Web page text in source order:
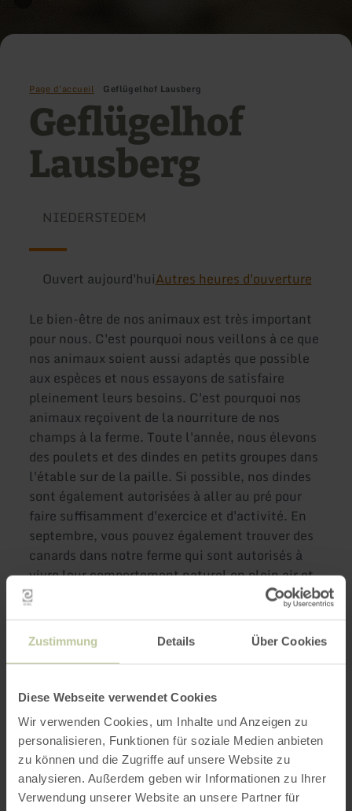
Zustimmung Details Über Cookies
Diese Webseite verwendet Cookies
Wir verwenden Cookies, um Inhalte und Anzeigen zu
personalisieren, Funktionen für soziale Medien anbieten
zu können und die Zugriffe auf unsere Website zu
analysieren. Außerdem geben wir Informationen zu Ihrer
Verwendung unserer Website an unsere Partner für
Page d'accueil Geflügelhof Lausberg
Geflügelhof
Lausberg
NIEDERSTEDEM
Ouvert aujourd'huiAutres heures d'ouverture
Le bien-être de nos animaux est très important
pour nous. C'est pourquoi nous veillons à ce que
nos animaux soient aussi adaptés que possible
aux espèces et nous essayons de satisfaire
pleinement leurs besoins. C'est pourquoi nos
animaux reçoivent de la nourriture de nos
champs à la ferme. Toute l'année, nous élevons
des poulets et des dindes en petits groupes dans
l'étable sur de la paille. Si possible, nos dindes
sont également autorisées à aller au pré pour
faire suffisamment d'exercice et d'activité. En
septembre, vous pouvez également trouver des
canards dans notre ferme qui sont autorisés à
vivre leur comportement naturel en plein air et
préfèrent jouer dans l'eau.
Plus
d'informations
Heures d'ouverture